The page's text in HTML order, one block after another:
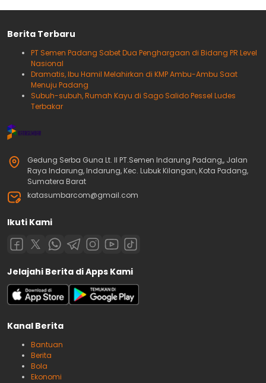
Berita Terbaru
PT Semen Padang Sabet Dua Penghargaan di Bidang PR Level
Nasional
Dramatis, Ibu Hamil Melahirkan di KMP Ambu-Ambu Saat
Menuju Padang
Subuh-subuh, Rumah Kayu di Sago Salido Pessel Ludes
Terbakar
Gedung Serba Guna Lt. II PT.Semen Indarung Padang,, Jalan
Raya Indarung, Indarung, Kec. Lubuk Kilangan, Kota Padang,
Sumatera Barat
katasumbarcom@gmail.com
Ikuti Kami
Jelajahi Berita di Apps Kami
Kanal Berita
Bantuan
Berita
Bola
Ekonomi